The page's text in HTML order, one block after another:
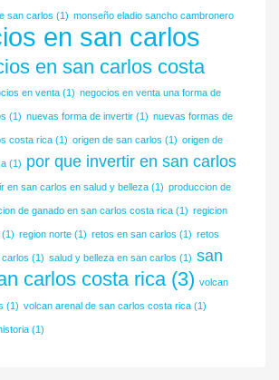
san carlos (1) monseño eladio sancho cambronero
en san carlos
en san carlos costa
en venta (1) negocios en venta una forma de
(1) nuevas forma de invertir (1) nuevas formas de
costa rica (1) origen de san carlos (1) origen de
(1) por que invertir en san carlos
en san carlos en salud y belleza (1) produccion de
de ganado en san carlos costa rica (1) regicion
(1) region norte (1) retos en san carlos (1) retos
(1) salud y belleza en san carlos (1) san
carlos costa rica(3) volcan
(1) volcan arenal de san carlos costa rica (1)
(1)